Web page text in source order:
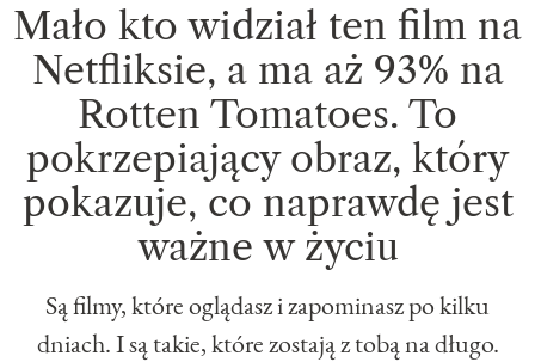
Mało kto widział ten film na
Netfliksie, a ma aż 93% na
Rotten Tomatoes. To
pokrzepiający obraz, który
pokazuje, co naprawdę jest
ważne w życiu
Są filmy, które oglądasz i zapominasz po kilku
dniach. I są takie, które zostają z tobą na długo.